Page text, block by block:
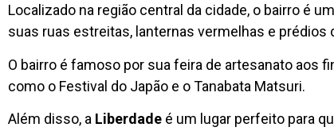
Localizado na região central da cidade, o bairro é
suas ruas estreitas, lanternas vermelhas e
O bairro é famoso por sua feira de artesanato aos
como o Festival do Japão e o Tanabata Matsuri.
Além disso, a Liberdade é um lugar perfeito para